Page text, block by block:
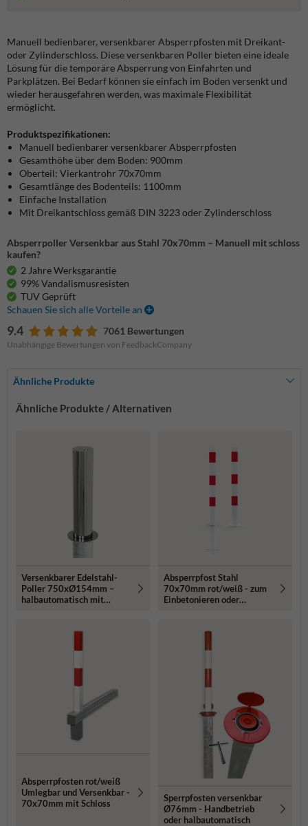
Manuell bedienbarer, versenkbarer Absperrpfosten mit Dreikant-
oder Zylinderschloss. Diese versenkbaren Poller bieten eine ideale
Lösung für die temporäre Absperrung von Einfahrten und
Parkplätzen. Bei Bedarf können sie einfach im Boden versenkt und
wieder herausgefahren werden, was maximale Flexibilität
ermöglicht.
Produktspezifikationen:
Manuell bedienbarer versenkbarer Absperrpfosten
Gesamthöhe über dem Boden: 900mm
Oberteil: Vierkantrohr 70x70mm
Gesamtlänge des Bodenteils: 1100mm
Einfache Installation
Mit Dreikantschloss gemäß DIN 3223 oder Zylinderschloss
Absperrpoller Versenkbar aus Stahl 70x70mm – Manuell mit schloss
kaufen?
2 Jahre Werksgarantie
99% Vandalismusresisten
TUV Geprüft
Schauen Sie sich alle Vorteile an
9.4 7061 Bewertungen
Unabhängige Bewertungen von FeedbackCompany
Ähnliche Produkte
Ähnliche Produkte / Alternativen
Versenkbarer Edelstahl-
Poller 750xØ154mm –
halbautomatisch mit
Absperrpfost Stahl
70x70mm rot/weiß - zum
Einbetonieren oder
Absperrpfosten rot/weiß
Umlegbar und Versenkbar -
70x70mm mit Schloss
Sperrpfosten versenkbar
Ø76mm - Handbetrieb
oder halbautomatisch